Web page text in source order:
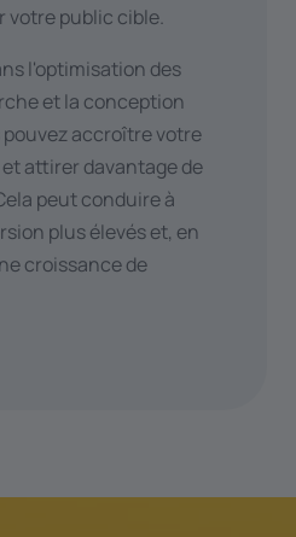
votre public cible.
l'optimisation des
et la conception
pouvez accroître votre
attirer davantage de
peut conduire à
plus élevés et, en
croissance de
sur un site web
et de la constance.
les performances et
en fonction des
la croissance.